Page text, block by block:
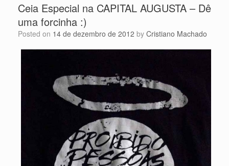
Ceia Especial na CAPITAL AUGUSTA – Dê
uma forcinha :)
Posted on 14 de dezembro de 2012 by Cristiano Machado